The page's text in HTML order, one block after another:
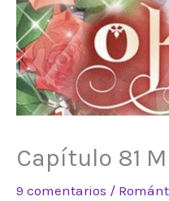
Capítulo 81
9 comentarios /